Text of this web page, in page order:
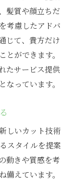
新しい価値
す影響
クトに参加
しいスタイル
ブルなサー
挑戦
の効果
にする理由
髪質や顔立ちだ
考慮したアドバ
じて、貴方だけ
ができます。
たサービス提供
っています。
しいカット技術
スタイルを提案
動きや質感を考
えています。